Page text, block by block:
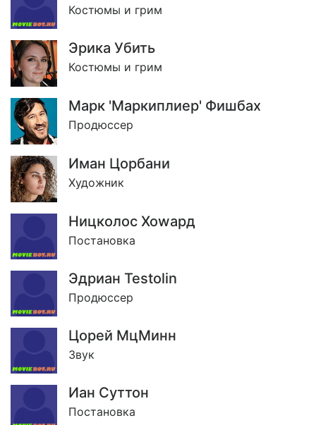
Костюмы и грим
Эрика Убить
Костюмы и грим
Марк 'Маркиплиер' Фишбах
Продюссер
Иман Цорбани
Художник
Ницколос Хоwард
Постановка
Эдриан Testolin
Продюссер
Цорей МцМинн
Звук
Иан Суттон
Постановка